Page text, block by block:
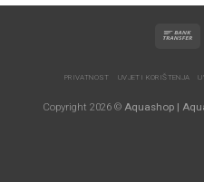
PRIVATNOST UVJETI KORIŠTENJA
Copyright 2026 © Aquashop |